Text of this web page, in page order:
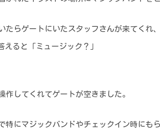
たらゲートにいたスタッフさんが来てくれ、
えると「ミュージック？」
作してくれてゲートが空きました。
特にマジックバンドやチェックイン時にも